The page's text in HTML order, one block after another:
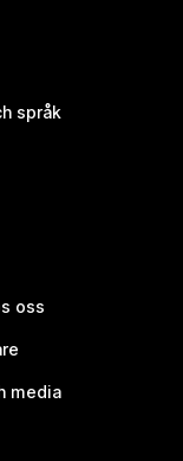
språk
oss
media